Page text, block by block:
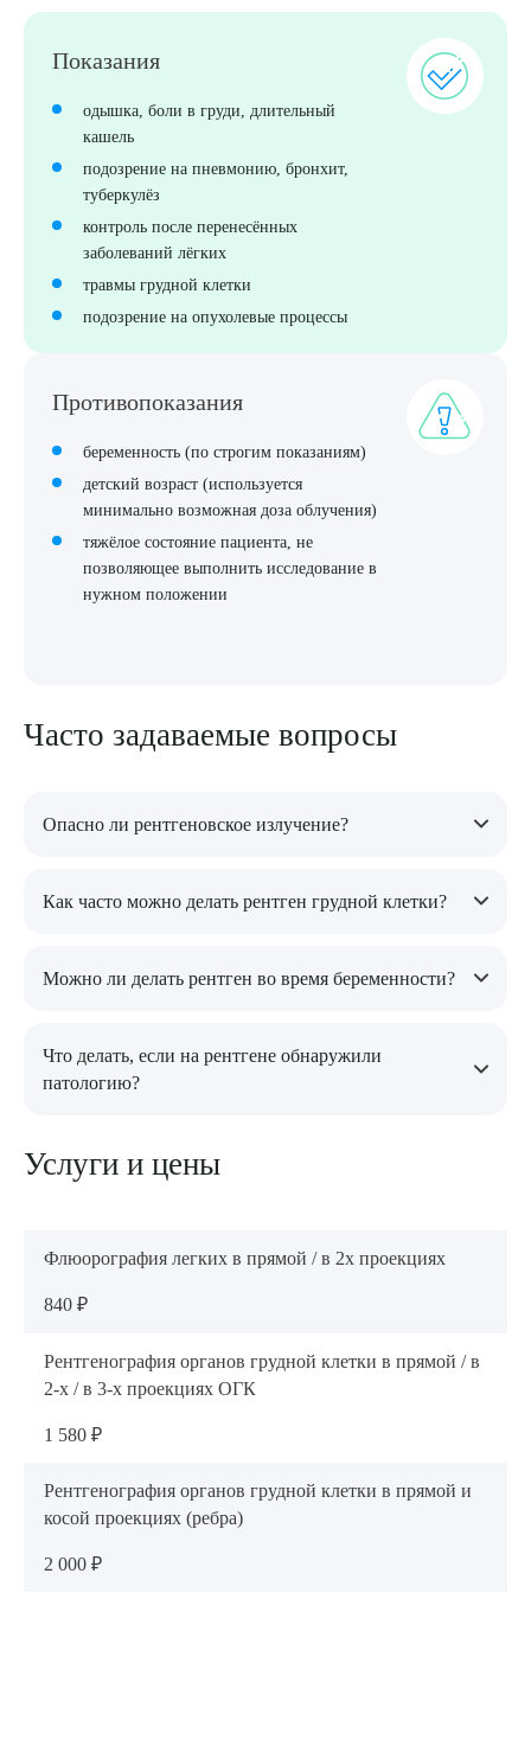
Показания
одышка, боли в груди, длительный
кашель
подозрение на пневмонию, бронхит,
туберкулёз
контроль после перенесённых
заболеваний лёгких
травмы грудной клетки
подозрение на опухолевые процессы
Противопоказания
беременность (по строгим показаниям)
детский возраст (используется
минимально возможная доза облучения)
тяжёлое состояние пациента, не
позволяющее выполнить исследование в
нужном положении
Часто задаваемые вопросы
Опасно ли рентгеновское излучение?
облучения, поэтому риск для здоровья минимален.
Как часто можно делать рентген грудной клетки?
наличии заболеваний частота обследований определяется
Можно ли делать рентген во время беременности?
свинцовым фартуком.
Что делать, если на рентгене обнаружили
патологию?
возможного назначения дополнительных обследований.
Услуги и цены
Флюорография легких в прямой / в 2х проекциях
840 ₽
Рентгенография органов грудной клетки в прямой / в
2-х / в 3-х проекциях ОГК
1 580 ₽
Рентгенография органов грудной клетки в прямой и
косой проекциях (ребра)
2 000 ₽
Я даю согласие наобработку персональных данных
ПОДТВЕРДИТЬ